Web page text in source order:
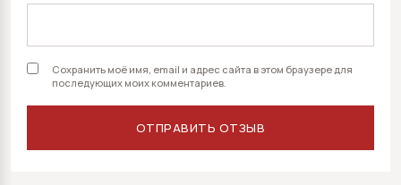
Сохранить моё имя, email и адрес сайта в этом браузере для
последующих моих комментариев.